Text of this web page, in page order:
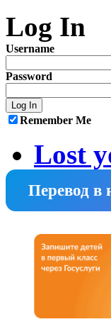
Log In
Username
Password
Remember Me
Lost
Перевод в